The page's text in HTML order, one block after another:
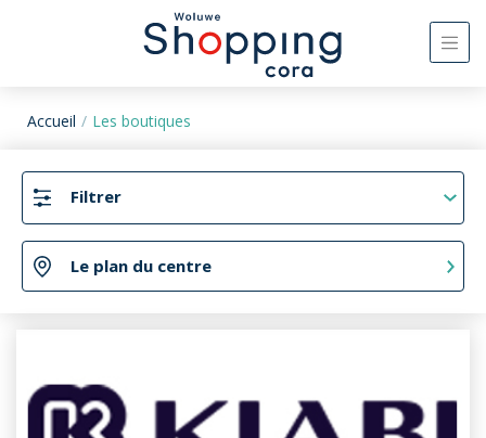
Accueil Les boutiques
Filtrer
Le plan du centre